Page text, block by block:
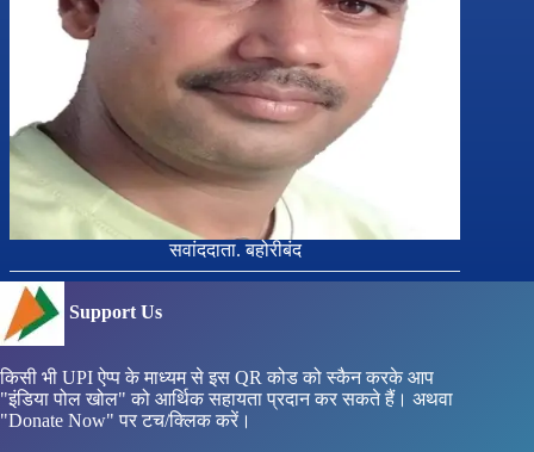
सवांददाता. बहोरीबंद
Support Us
किसी भी UPI ऐप्प के माध्यम से इस QR कोड को स्कैन करके आप
"इंडिया पोल खोल" को आर्थिक सहायता प्रदान कर सकते हैं। अथवा
"Donate Now" पर टच/क्लिक करें।